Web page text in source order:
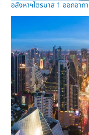
อสังหาฯไตรมาส 1 ออกอา